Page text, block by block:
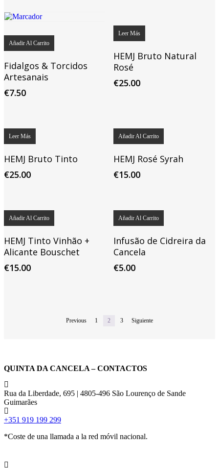
Añadir Al Carrito
Fidalgos & Torcidos
Artesanais
€7.50
Leer Más
HEMJ Bruto Natural
Rosé
€25.00
Leer Más
HEMJ Bruto Tinto
€25.00
Añadir Al Carrito
HEMJ Rosé Syrah
€15.00
Añadir Al Carrito
HEMJ Tinto Vinhão +
Alicante Bouschet
€15.00
Añadir Al Carrito
Infusão de Cidreira da
Cancela
€5.00
Previous 1 2 3 Siguiente
QUINTA DA CANCELA – CONTACTOS
Rua da Liberdade, 695 | 4805-496 São Lourenço de Sande
Guimarães
+351 919 199 299
*Coste de una llamada a la red móvil nacional.